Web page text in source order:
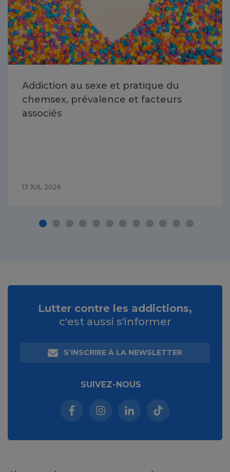
Addiction au sexe et pratique du
chemsex, prévalence et facteurs
associés
13 JUIL 2026
Lutter contre les addictions,
c'est aussi s'informer
S’INSCRIRE À LA NEWSLETTER
SUIVEZ-NOUS
Facebook (nouvelle fenêtre)
Instagram (nouvelle fenêtre)
Linkedin (nouvelle
Tiktok (nouvelle